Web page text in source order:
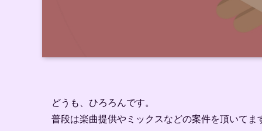
どうも、ひろろんです。
普段は楽曲提供やミックスなどの案件を頂いてま